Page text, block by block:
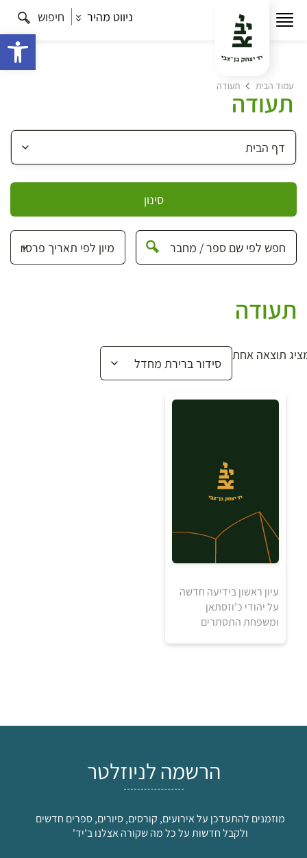
ניווט מהיר חיפוש
עמוד הבית תעודה
תעודה
סינון
תעודה
תוצאה אחת
20
למידע ולרכישה
עיון ראשון בידיעה חדשה
על יהודי כ'וזסתאן
ומשפחת התסתרים
הרשמה לניוזלטר
מוזמנים להתעדכן על אירועים, קורסים, סיורים, ספרים חדשים
ולקבל חדשות על כל מה שקורה אצלנו ב'יד'